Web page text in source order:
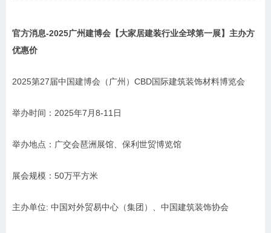
官方消息-2025广州建博会【大家居建装行业全球第一展】主办方
优惠价
2025第27届中国建博会（广州）CBD国际建筑装饰材料博览会
举办时间：2025年7月8-11日
举办地点：广交会琶洲展馆、保利世贸博览馆
展会规模：50万平方米
主办单位: 中国对外贸易中心（集团）、中国建筑装饰协会